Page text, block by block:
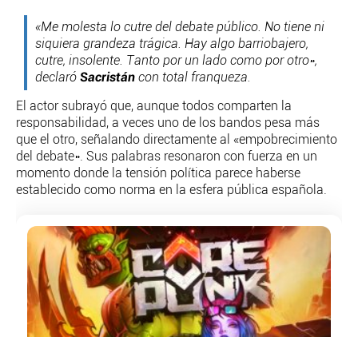
PERSONAJES
ORGANISMOS
LUGARES
HEMEROTECA
SERVICIOS
OFERTAS
CLUB PD
MEDIOS
MÁS SERVICIOS
EDICIONES
AMÉRICA
ESPAÑA
«Me molesta lo cutre del debate público. No tiene ni
siquiera grandeza trágica. Hay algo barriobajero,
cutre, insolente. Tanto por un lado como por otro»,
declaró Sacristán con total franqueza.
El actor subrayó que, aunque todos comparten la
responsabilidad, a veces uno de los bandos pesa más
que el otro, señalando directamente al «empobrecimiento
del debate». Sus palabras resonaron con fuerza en un
momento donde la tensión política parece haberse
establecido como norma en la esfera pública española.